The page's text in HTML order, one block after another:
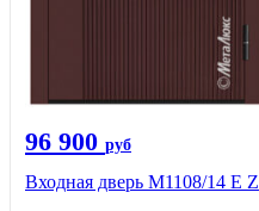
96 900 руб
Входная дверь М1108/14 E Z